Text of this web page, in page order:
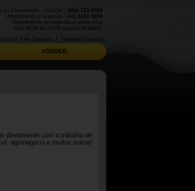
ao Consumidor - ASCON | 0800 723 4762
Atendimento Comercial - (41) 2101 0550
Atendimento de segunda a sexta-feira
Das 08:00 às 18:00 (exceto feriados)
Trabalhe Conosco
Fale Conosco
VONDER
diretamente com o trabalho de
agronegócio e muitos outros!